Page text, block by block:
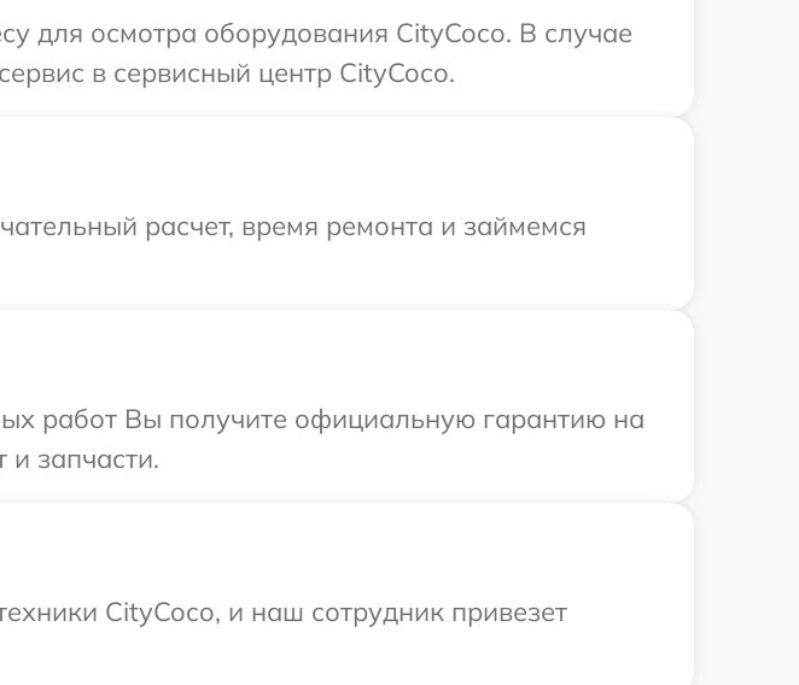
для осмотра оборудования CityCoco. В случае
в сервисный центр CityCoco.
расчет, время ремонта и займемся
работ Вы получите официальную гарантию на
и запчасти.
CityCoco, и наш сотрудник привезет